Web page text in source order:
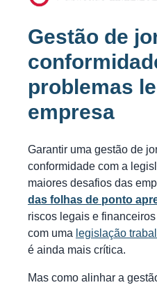
Gestão de
problemas
empresa
Garantir uma gestão de
conformidade com a
maiores desafios das
das folhas de ponto
riscos legais e
com uma legislação
é ainda mais crítica.
Mas como alinhar a